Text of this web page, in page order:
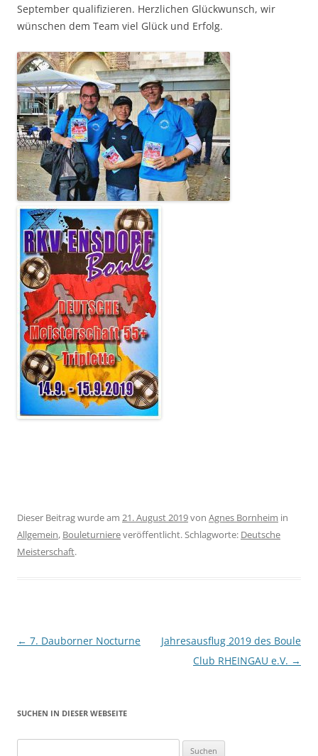
September qualifizieren. Herzlichen Glückwunsch, wir
wünschen dem Team viel Glück und Erfolg.
Dieser Beitrag wurde am 21. August 2019von Agnes Bornheim in
Allgemein, Bouleturniereveröffentlicht. Schlagworte: Deutsche
Meisterschaft.
Beitragsnavigation
← 7. Dauborner Nocturne
Jahresausflug 2019 des Boule
Club RHEINGAU e.V. →
SUCHEN IN DIESER WEBSEITE